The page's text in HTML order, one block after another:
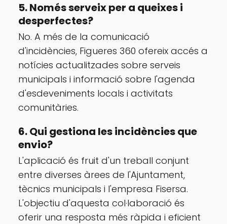
5. Només serveix per a queixes i
desperfectes?
No. A més de la comunicació
d'incidències, Figueres 360 ofereix accés a
notícies actualitzades sobre serveis
municipals i informació sobre l'agenda
d'esdeveniments locals i activitats
comunitàries.
6. Qui gestiona les incidències que
envio?
L'aplicació és fruit d'un treball conjunt
entre diverses àrees de l'Ajuntament,
tècnics municipals i l'empresa Fisersa.
L'objectiu d'aquesta col·laboració és
oferir una resposta més ràpida i eficient